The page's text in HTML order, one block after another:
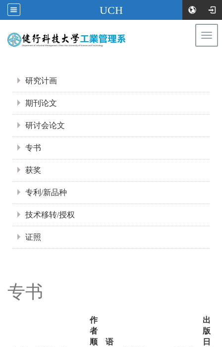
UCH
研究计画
期刊论文
研讨会论文
专书
获奖
专利/新品种
技术移转/授权
证照
专书
作
者
顺
语
出
版
日